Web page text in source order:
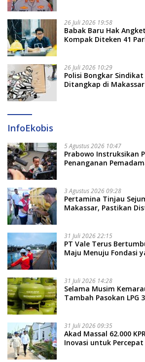
26 Juli 2026 19:58
​Babak Baru Hak
Kompak Diteken 41
26 Juli 2026 10:29
Polisi Bongkar
Ditangkap di
InfoEkobis
5 Agustus 2026 10:47
Prabowo Instruksikan
Penanganan
3 Agustus 2026 09:28
Pertamina Tinjau
Makassar, Pastikan
31 Juli 2026 22:15
PT Vale Terus
Maju Menuju Fondasi
31 Juli 2026 14:28
Selama Musim
Tambah Pasokan LPG
31 Juli 2026 09:35
Akad Massal 62.000
Inovasi untuk Percepat